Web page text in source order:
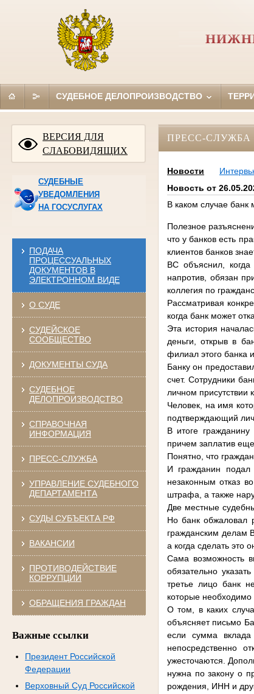
СУДЕБНОЕ ДЕЛОПРОИЗВОДСТВО
ВЕРСИЯ ДЛЯ
СЛАБОВИДЯЩИХ
СУДЕБНЫЕ
УВЕДОМЛЕНИЯ
НА ГОСУСЛУГАХ
ПОДАЧА
ПРОЦЕССУАЛЬНЫХ
ДОКУМЕНТОВ В
ЭЛЕКТРОННОМ ВИДЕ
О СУДЕ
СУДЕЙСКОЕ
СООБЩЕСТВО
ДОКУМЕНТЫ СУДА
СУДЕБНОЕ
ДЕЛОПРОИЗВОДСТВО
СПРАВОЧНАЯ
ИНФОРМАЦИЯ
ПРЕСС-СЛУЖБА
УПРАВЛЕНИЕ СУДЕБНОГО
ДЕПАРТАМЕНТА
СУДЫ СУБЪЕКТА РФ
ВАКАНСИИ
ПРОТИВОДЕЙСТВИЕ
КОРРУПЦИИ
ОБРАЩЕНИЯ ГРАЖДАН
Важные ссылки
Президент Российской
Федерации
Верховный Суд Российской
ПРЕСС-СЛУЖБА
Новости
Новость от
В каком случае банк
Полезное
что у банков есть
клиентов банков
ВС объяснил, когда
напротив, обязан
коллегия по
Рассматривая
когда банк может
Эта история
деньги, открыв в
филиал этого банка
Банку он
счет. Сотрудники
личном присутствии
Человек, на имя
подтверждающий
В итоге
причем заплатив
Понятно, что
И гражданин
незаконным отказ
штрафа, а также
Две местные
Но банк обжаловал
гражданским делам
а когда сделать это
Сама возможность
обязательно
третье лицо банк
которые необходимо
О том, в каких
объясняет письмо
если сумма вклада
непосредственно
ужесточаются.
нужна по закону о
рождения, ИНН и